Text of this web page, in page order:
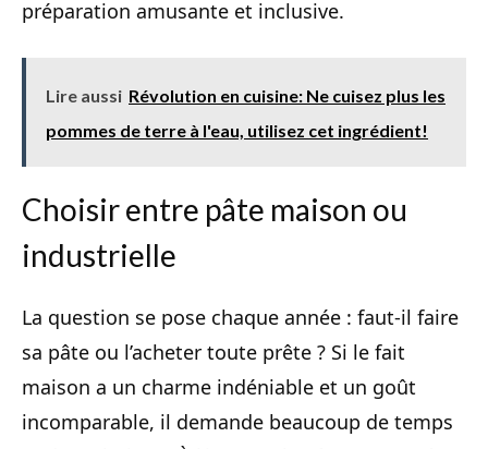
préparation amusante et inclusive.
Lire aussi Révolution en cuisine: Ne cuisez plus les
pommes de terre à l'eau, utilisez cet ingrédient!
Choisir entre pâte maison ou
industrielle
La question se pose chaque année : faut-il faire
sa pâte ou l’acheter toute prête ? Si le fait
maison a un charme indéniable et un goût
incomparable, il demande beaucoup de temps